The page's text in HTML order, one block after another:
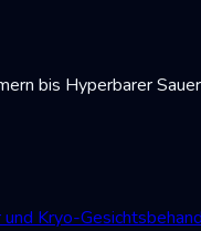
bis Hyperbarer
Kryo-